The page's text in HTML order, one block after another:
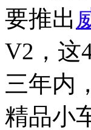
要推出
V2，这
三年内
精品小